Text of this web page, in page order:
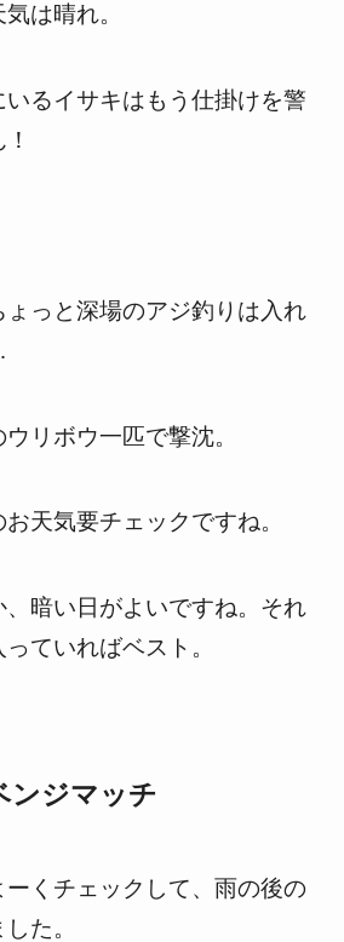
は晴れ。
るイサキはもう仕掛けを警
っと深場のアジ釣りは入れ
リボウ一匹で撃沈。
天気要チェックですね。
暗い日がよいですね。それ
ていればベスト。
ンジマッチ
くチェックして、雨の後の
た。